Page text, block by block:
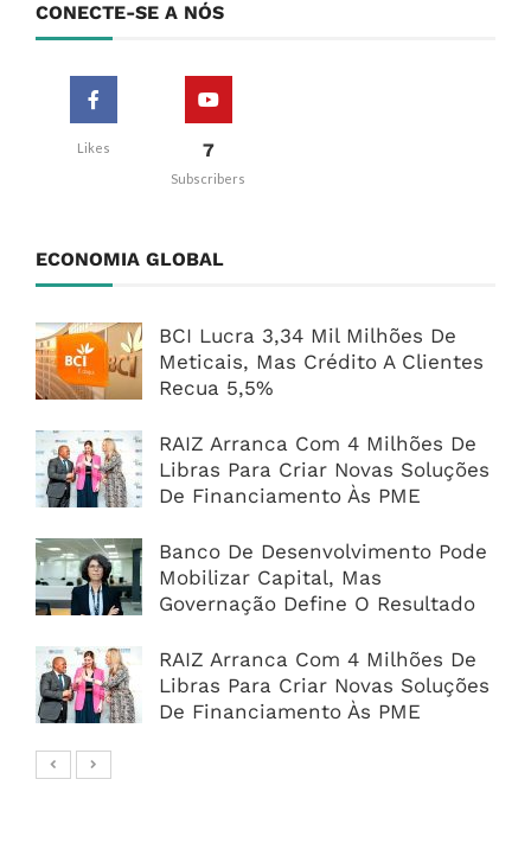
CONECTE-SE A NÓS
Likes 7
Subscribers
ECONOMIA GLOBAL
BCI Lucra 3,34 Mil Milhões De
Meticais, Mas Crédito A Clientes
Recua 5,5%
RAIZ Arranca Com 4 Milhões De
Libras Para Criar Novas Soluções
De Financiamento Às PME
Banco De Desenvolvimento Pode
Mobilizar Capital, Mas
Governação Define O Resultado
RAIZ Arranca Com 4 Milhões De
Libras Para Criar Novas Soluções
De Financiamento Às PME